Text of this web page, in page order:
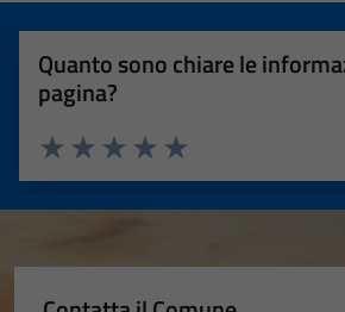
Quanto sono chiare le
pagina?
Valuta 5 stelle su 5
Valuta 4 stelle su 5
Valuta 3 stelle su 5
Valuta 2 stelle su 5
Valuta 1 stelle su 5